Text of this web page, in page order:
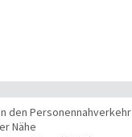
den Personennahverkehr
Nähe